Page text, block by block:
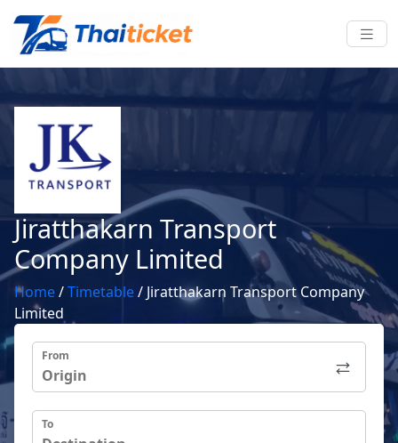
Jiratthakarn Transport
Company Limited
Home/Timetable/ Jiratthakarn Transport Company
Limited
From
To